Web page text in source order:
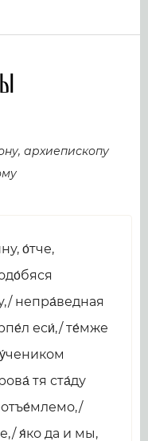
архиепископу
о́тче,
непра́ведная
еси́,/ те́мже
тя ста́ду
я́ко да и мы,